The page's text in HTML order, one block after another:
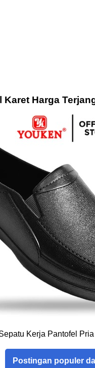
Karet Harga
Kerja Pantofel
Postingan populer